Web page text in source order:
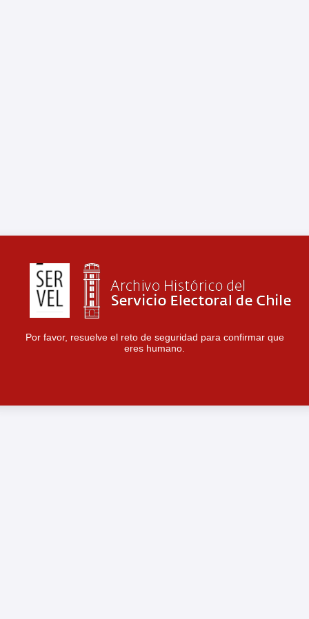
Por favor, resuelve el reto de seguridad para confirmar que
eres humano.